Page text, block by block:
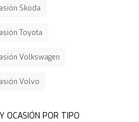
Skoda
Toyota
Volkswagen
Volvo
OCASIÓN POR TIPO